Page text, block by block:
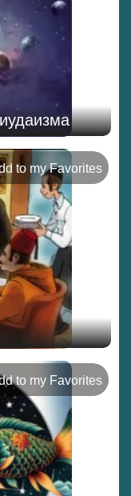
to my Favorites
to my Favorites